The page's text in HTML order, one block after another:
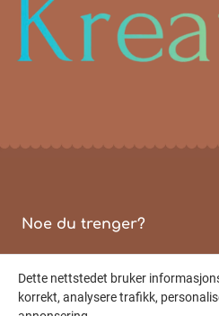
Noe du trenger?
Personvern
Logg på
Dette nettstedet bruker
korrekt, analysere trafikk,